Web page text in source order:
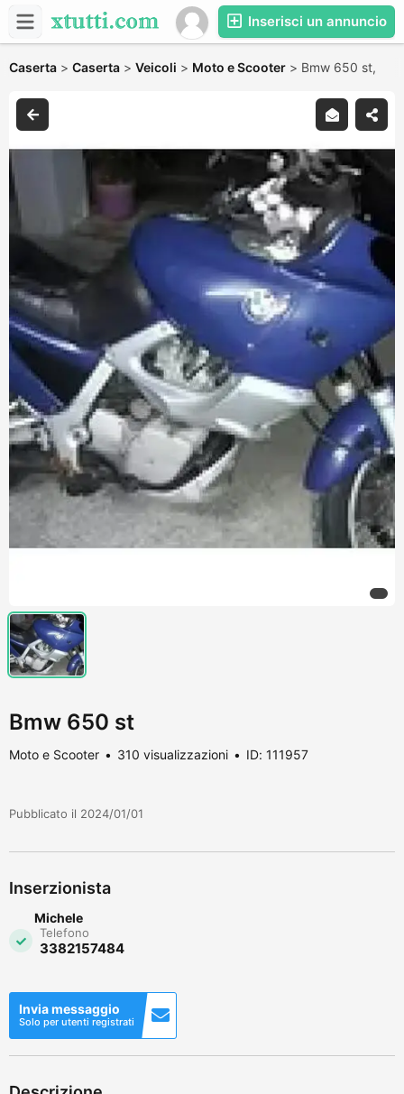
Inserisci un annuncio
Caserta > Caserta > Veicoli > Moto e Scooter > Bmw 650 st,
Bmw 650 st
Moto e Scooter 310 visualizzazioni ID: 111957
Pubblicato il 2024/01/01
Inserzionista
Michele
Telefono
3382157484
Invia messaggio
Solo per utenti registrati